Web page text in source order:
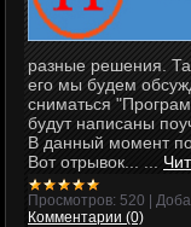
разные решения.
его мы будем
сниматься
будут написаны
В данный момент
Вот отрывок...
Просмотров: 520
Комментарии (0)